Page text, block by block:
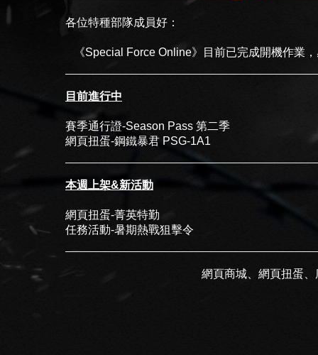
各位特種部隊成員好：
《Special Force Online》目前已完成開機作業
目前進行中
賽季通行證-Season Pass 第二季
網頁扭蛋-鋼鐵暴君 PSG-1A1
本週上架&新活動
網頁扭蛋-菁英特勤
任務活動-暑期熱戰狙擊令
網頁商城、網頁扭蛋